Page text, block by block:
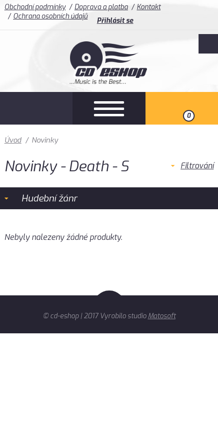
Obchodní podmínky Doprava a platba
Kontakt
Ochrana osobních údajů
Přihlásit se
0
Úvod / Novinky
Novinky - Death - S Filtrování
Hudební žánr
Nebyly nalezeny žádné produkty.
© cd-eshop | 2017 Vyrobilo studio Matosoft